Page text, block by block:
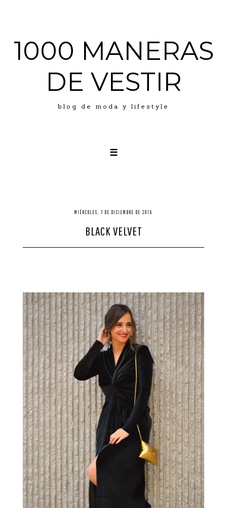
1000 MANERAS
DE VESTIR
blog de moda y lifestyle
☰
PRESS
CONTACTO
MIÉRCOLES, 7 DE DICIEMBRE DE 2016
BLACK VELVET